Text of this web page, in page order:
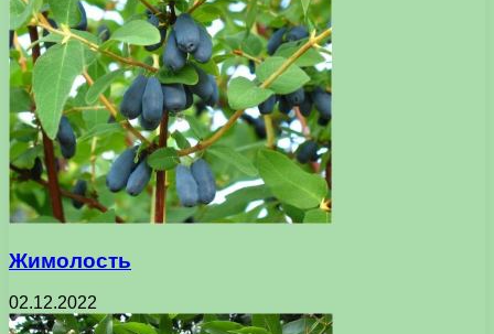
Жимолость
02.12.2022